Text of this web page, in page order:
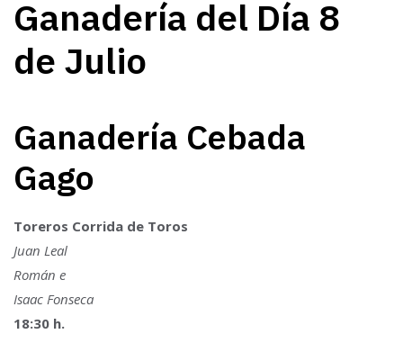
Ganadería del Día 8
de Julio
Ganadería Cebada
Gago
Toreros Corrida de Toros
Juan Leal
Román e
Isaac Fonseca
18:30 h.